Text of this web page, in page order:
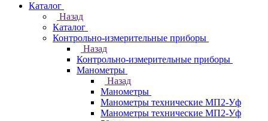
Каталог
Назад
Каталог
Контрольно-измерительные приборы
Назад
Контрольно-измерительные приборы
Манометры
Назад
Манометры
Манометры технические МП2-Уф
Манометры технические МП2-Уф